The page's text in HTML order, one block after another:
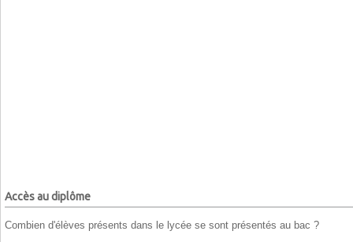
Accès au diplôme
Combien d'élèves présents dans le lycée se sont présentés au bac ?